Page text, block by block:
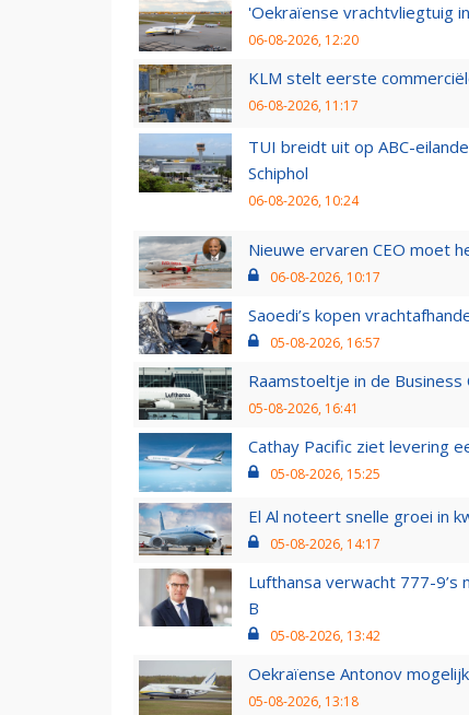
'Oekraïense vrachtvliegtuig
06-08-2026, 12:20
KLM stelt eerste
06-08-2026, 11:17
TUI breidt uit op ABC-
Schiphol
06-08-2026, 10:24
Nieuwe ervaren CEO moet
06-08-2026, 10:17
Saoedi’s kopen
05-08-2026, 16:57
Raamstoeltje in de
05-08-2026, 16:41
Cathay Pacific ziet levering
05-08-2026, 15:25
El Al noteert snelle groei in
05-08-2026, 14:17
Lufthansa verwacht 777-
B
05-08-2026, 13:42
Oekraïense Antonov
05-08-2026, 13:18